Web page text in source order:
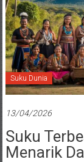
Suku Dunia
13/04/2026
Suku
Menarik